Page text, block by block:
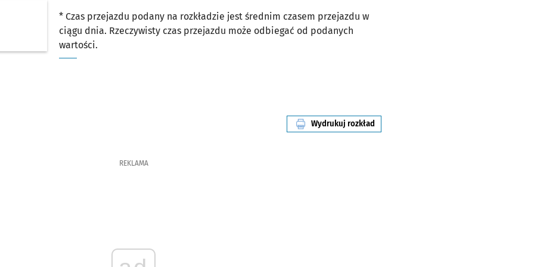
* Czas przejazdu podany na rozkładzie jest średnim czasem przejazdu w
ciągu dnia. Rzeczywisty czas przejazdu może odbiegać od podanych
wartości.
Wydrukuj rozkład
linii nr 116
REKLAMA